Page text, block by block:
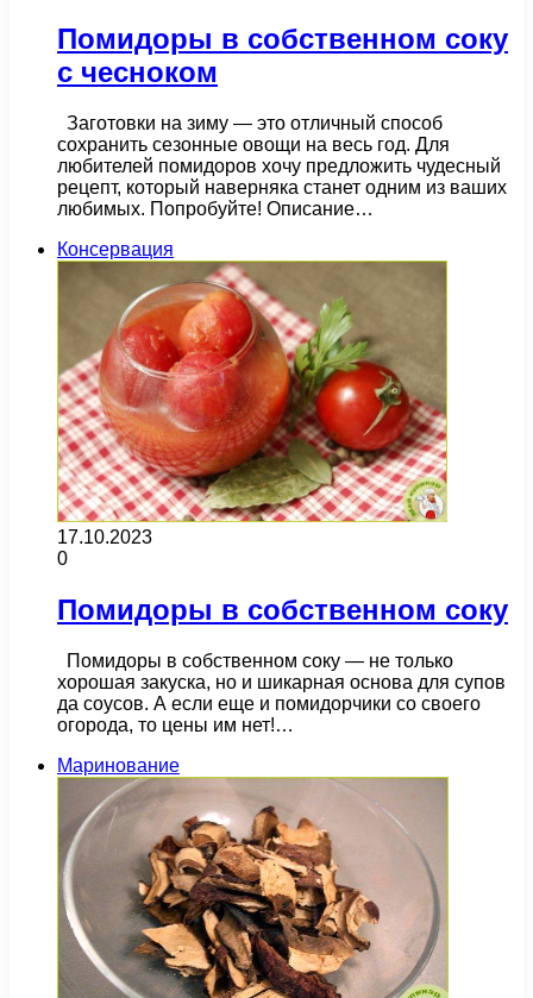
Помидоры в собственном соку
с чесноком
Заготовки на зиму — это отличный способ
сохранить сезонные овощи на весь год. Для
любителей помидоров хочу предложить чудесный
рецепт, который наверняка станет одним из ваших
любимых. Попробуйте! Описание…
Консервация
17.10.2023
0
Помидоры в собственном соку
Помидоры в собственном соку — не только
хорошая закуска, но и шикарная основа для супов
да соусов. А если еще и помидорчики со своего
огорода, то цены им нет!…
Маринование